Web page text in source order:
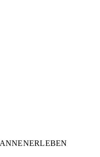
ERLEBEN